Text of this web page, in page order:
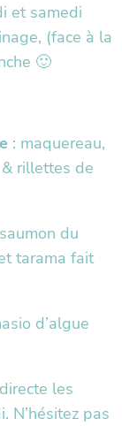
et samedi
(face à la
🙂
: maquereau,
rillettes de
du
tarama fait
d’algue
les
N’hésitez pas